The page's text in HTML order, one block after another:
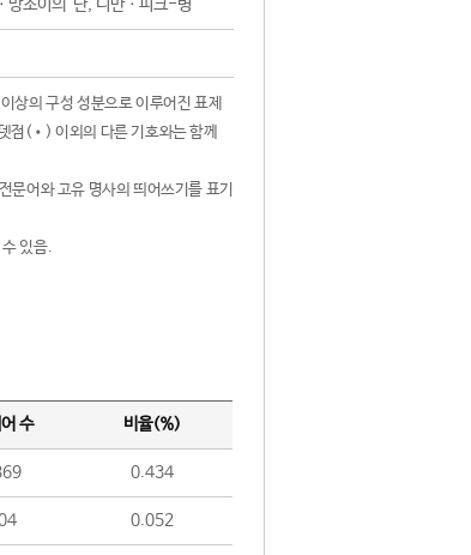
망소이의^난, 니만ㆍ피크-병
상의 구성 성분으로 이루어진 표제
점(•) 이외의 다른 기호와는 함께
어와 고유 명사의 띄어쓰기를 표기
있음.
수 비율(%)
0.434
0.052